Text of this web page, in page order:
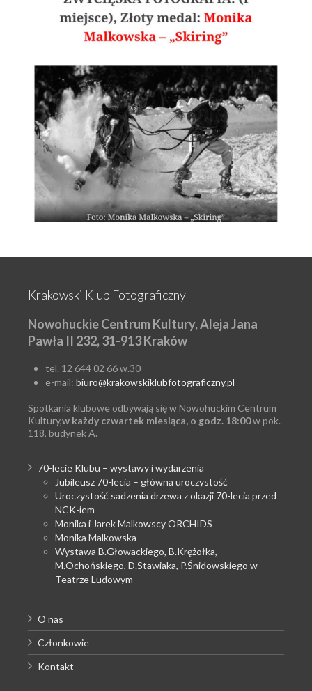
Krakowski Klub Fotograficzny
Nowohuckie Centrum Kultury, Aleja Jana
Pawła II 232, 31-913 Kraków
tel. 12 644 02 66 w.30
e-mail: biuro@krakowskiklubfotograficzny.pl
Spotkania klubowe odbywają się w Nowohuckim Centrum
Kultury,w każdy czwartek miesiąca, o godz. 18:00w pok.
118, budynek A.
70-lecie Klubu – wystawy i wydarzenia
Jubileusz 70-lecia – główna uroczystość
Uroczystość sadzenia drzewa z okazji 70-lecia przed
NCK-iem
Monika i Jarek Malkowscy ORCHIDS
Monika Malkowska
Wystawa B.Głowackiego, B.Krężołka,
M.Ochońskiego, D.Stawiaka, P.Śnidowskiego w
Teatrze Ludowym
O nas
Członkowie
Kontakt